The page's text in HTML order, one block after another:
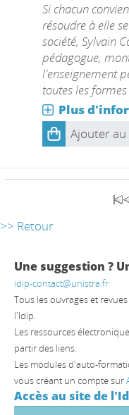
Si chacun
résoudre à elle
société, Sylvain
pédagogue,
l'enseignement
toutes les
Plus
Ajouter
>> Retour
Une suggestion ?
idip-contact@unistra.fr
Tous les ouvrages et
l'Idip.
Les ressources
partir des liens.
Les modules d'auto-
vous créant un compte sur
Accès au site de